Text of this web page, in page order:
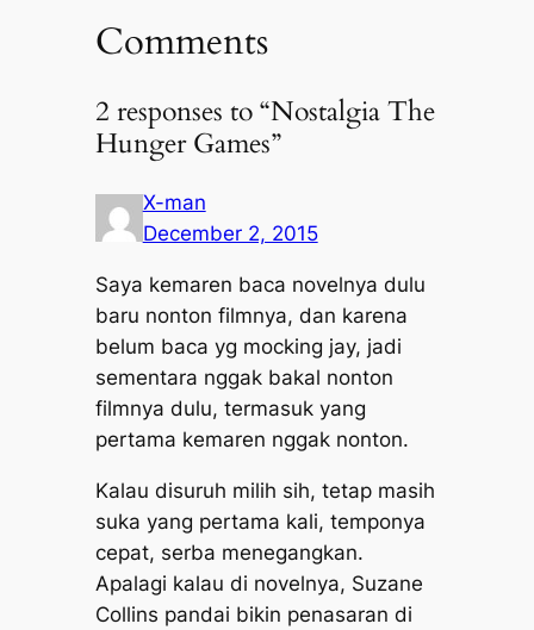
Comments
2 responses to “Nostalgia The
Hunger Games”
X-man
December 2, 2015
Saya kemaren baca novelnya dulu
baru nonton filmnya, dan karena
belum baca yg mocking jay, jadi
sementara nggak bakal nonton
filmnya dulu, termasuk yang
pertama kemaren nggak nonton.
Kalau disuruh milih sih, tetap masih
suka yang pertama kali, temponya
cepat, serba menegangkan.
Apalagi kalau di novelnya, Suzane
Collins pandai bikin penasaran di